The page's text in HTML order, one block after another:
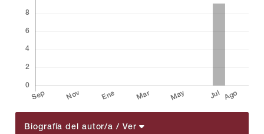
Biografía del autor/a/ Ver